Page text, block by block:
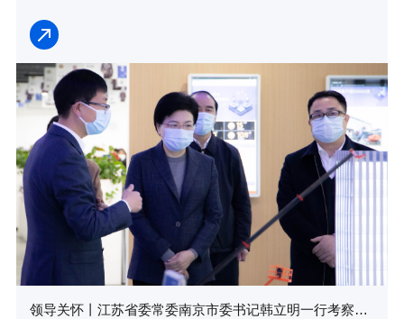
领导关怀丨江苏省委常委南京市委书记韩立明一行考察调研众能联合